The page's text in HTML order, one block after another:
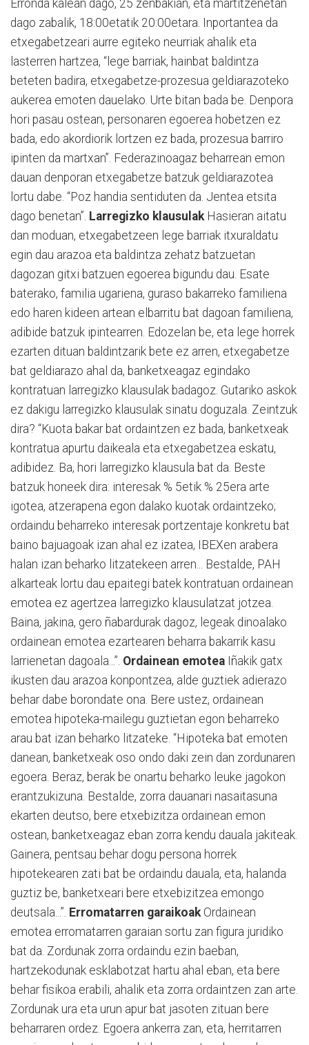
Erronda kalean dago, 25 zenbakian, eta martitzenetan
dago zabalik, 18:00etatik 20:00etara. Inportantea da
etxegabetzeari aurre egiteko neurriak ahalik eta
lasterren hartzea, “lege barriak, hainbat baldintza
beteten badira, etxegabetze-prozesua geldiarazoteko
aukerea emoten dauelako. Urte bitan bada be. Denpora
hori pasau ostean, personaren egoerea hobetzen ez
bada, edo akordiorik lortzen ez bada, prozesua barriro
ipinten da martxan”. Federazinoagaz beharrean emon
dauan denporan etxegabetze batzuk geldiarazotea
lortu dabe. “Poz handia sentiduten da. Jentea etsita
dago benetan”. Larregizko klausulak Hasieran aitatu
dan moduan, etxegabetzeen lege barriak itxuraldatu
egin dau arazoa eta baldintza zehatz batzuetan
dagozan gitxi batzuen egoerea bigundu dau. Esate
baterako, familia ugariena, guraso bakarreko familiena
edo haren kideen artean elbarritu bat dagoan familiena,
adibide batzuk ipintearren. Edozelan be, eta lege horrek
ezarten dituan baldintzarik bete ez arren, etxegabetze
bat geldiarazo ahal da, banketxeagaz egindako
kontratuan larregizko klausulak badagoz. Gutariko askok
ez dakigu larregizko klausulak sinatu doguzala. Zeintzuk
dira? “Kuota bakar bat ordaintzen ez bada, banketxeak
kontratua apurtu daikeala eta etxegabetzea eskatu,
adibidez. Ba, hori larregizko klausula bat da. Beste
batzuk honeek dira: interesak % 5etik % 25era arte
igotea, atzerapena egon dalako kuotak ordaintzeko;
ordaindu beharreko interesak portzentaje konkretu bat
baino bajuagoak izan ahal ez izatea, IBEXen arabera
halan izan beharko litzatekeen arren... Bestalde, PAH
alkarteak lortu dau epaitegi batek kontratuan ordainean
emotea ez agertzea larregizko klausulatzat jotzea.
Baina, jakina, gero ñabardurak dagoz, legeak dinoalako
ordainean emotea ezartearen beharra bakarrik kasu
larrienetan dagoala...”. Ordainean emotea Iñakik gatx
ikusten dau arazoa konpontzea, alde guztiek adierazo
behar dabe borondate ona. Bere ustez, ordainean
emotea hipoteka-mailegu guztietan egon beharreko
arau bat izan beharko litzateke. “Hipoteka bat emoten
danean, banketxeak oso ondo daki zein dan zordunaren
egoera. Beraz, berak be onartu beharko leuke jagokon
erantzukizuna. Bestalde, zorra dauanari nasaitasuna
ekarten deutso, bere etxebizitza ordainean emon
ostean, banketxeagaz eban zorra kendu dauala jakiteak.
Gainera, pentsau behar dogu persona horrek
hipotekearen zati bat be ordaindu dauala, eta, halanda
guztiz be, banketxeari bere etxebizitzea emongo
deutsala...”. Erromatarren garaikoak Ordainean
emotea erromatarren garaian sortu zan figura juridiko
bat da. Zordunak zorra ordaindu ezin baeban,
hartzekodunak esklabotzat hartu ahal eban, eta bere
behar fisikoa erabili, ahalik eta zorra ordaintzen zan arte.
Zordunak ura eta urun apur bat jasoten zituan bere
beharraren ordez. Egoera ankerra zan, eta, herritarren